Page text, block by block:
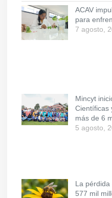
ACAV
para
7 agosto,
Mincyt
Científicas
más de 6
5 agosto,
La
577 mil